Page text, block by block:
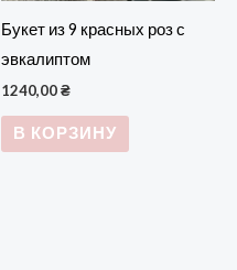
Букет из 9 красных роз с
эвкалиптом
1240,00₴
В КОРЗИНУ